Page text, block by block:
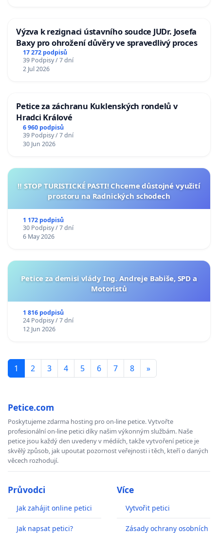
Výzva k rezignaci ústavního soudce JUDr. Josefa
Baxy pro ohrožení důvěry ve spravedlivý proces
17 272 podpisů
39 Podpisy / 7 dní
2 Jul 2026
Petice za záchranu Kuklenských rondelů v
Hradci Králové
6 960 podpisů
39 Podpisy / 7 dní
30 Jun 2026
‼️ STOP TURISTICKÉ PASTI! Chceme důstojné využití
prostoru na Radnických schodech
1 172 podpisů
30 Podpisy / 7 dní
6 May 2026
Petice za demisi vlády Ing. Andreje Babiše, SPD a
Motoristů
1 816 podpisů
24 Podpisy / 7 dní
12 Jun 2026
1 2 3 4 5 6 7 8 »
Petice.com
Poskytujeme zdarma hosting pro on-line petice. Vytvořte
profesionální on-line petici díky našim výkonným službám. Naše
petice jsou každý den uvedeny v médiích, takže vytvoření petice je
skvělý způsob, jak upoutat pozornost veřejnosti i těch, kteří o daných
věcech rozhodují.
Průvodci
Jak zahájit online petici
Jak napsat petici?
Více
Vytvořit petici
Zásady ochrany osobních